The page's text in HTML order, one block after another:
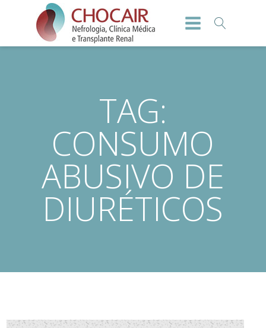
TAG:
CONSUMO
ABUSIVO DE
DIURÉTICOS